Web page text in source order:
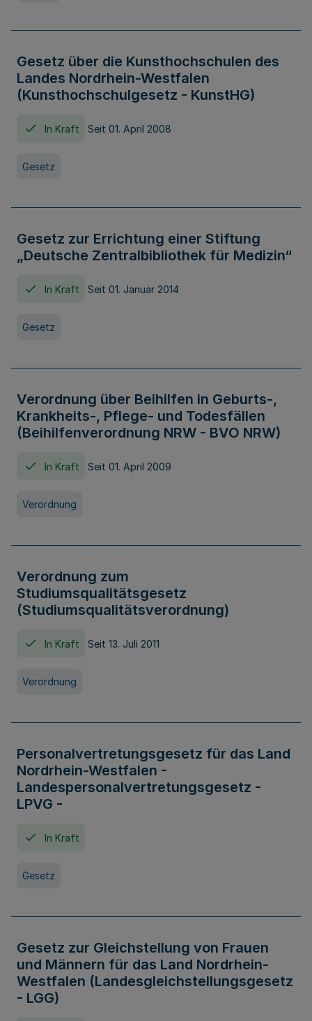
Gesetz über die Kunsthochschulen des
Landes Nordrhein-Westfalen
(Kunsthochschulgesetz - KunstHG)
In Kraft Seit 01. April 2008
Gesetz
Gesetz zur Errichtung einer Stiftung
„Deutsche Zentralbibliothek für Medizin“
In Kraft Seit 01. Januar 2014
Gesetz
Verordnung über Beihilfen in Geburts-,
Krankheits-, Pflege- und Todesfällen
(Beihilfenverordnung NRW - BVO NRW)
In Kraft Seit 01. April 2009
Verordnung
Verordnung zum
Studiumsqualitätsgesetz
(Studiumsqualitätsverordnung)
In Kraft Seit 13. Juli 2011
Verordnung
Personalvertretungsgesetz für das Land
Nordrhein-Westfalen -
Landespersonalvertretungsgesetz -
LPVG -
In Kraft
Gesetz
Gesetz zur Gleichstellung von Frauen
und Männern für das Land Nordrhein-
Westfalen (Landesgleichstellungsgesetz
- LGG)